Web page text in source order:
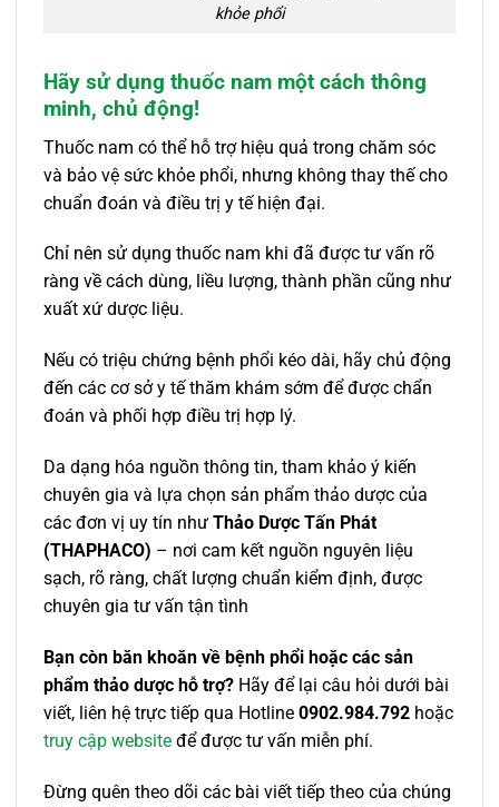
khỏe phổi
Hãy sử dụng thuốc nam một cách thông
minh, chủ động!
Thuốc nam có thể hỗ trợ hiệu quả trong chăm sóc
và bảo vệ sức khỏe phổi, nhưng không thay thế cho
chuẩn đoán và điều trị y tế hiện đại.
Chỉ nên sử dụng thuốc nam khi đã được tư vấn rõ
ràng về cách dùng, liều lượng, thành phần cũng như
xuất xứ dược liệu.
Nếu có triệu chứng bệnh phổi kéo dài, hãy chủ động
đến các cơ sở y tế thăm khám sớm để được chẩn
đoán và phối hợp điều trị hợp lý.
Da dạng hóa nguồn thông tin, tham khảo ý kiến
chuyên gia và lựa chọn sản phẩm thảo dược của
các đơn vị uy tín như Thảo Dược Tấn Phát
(THAPHACO) – nơi cam kết nguồn nguyên liệu
sạch, rõ ràng, chất lượng chuẩn kiểm định, được
chuyên gia tư vấn tận tình
Bạn còn băn khoăn về bệnh phổi hoặc các sản
phẩm thảo dược hỗ trợ? Hãy để lại câu hỏi dưới bài
viết, liên hệ trực tiếp qua Hotline 0902.984.792 hoặc
truy cập website để được tư vấn miễn phí.
Đừng quên theo dõi các bài viết tiếp theo của chúng